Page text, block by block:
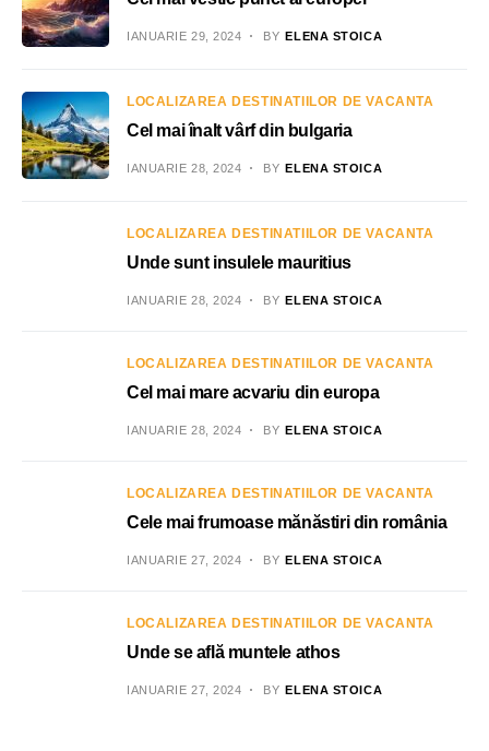
IANUARIE 29, 2024 BY ELENA STOICA
LOCALIZAREA DESTINATIILOR DE VACANTA
Cel mai înalt vârf din bulgaria
IANUARIE 28, 2024 BY ELENA STOICA
LOCALIZAREA DESTINATIILOR DE VACANTA
Unde sunt insulele mauritius
IANUARIE 28, 2024 BY ELENA STOICA
LOCALIZAREA DESTINATIILOR DE VACANTA
Cel mai mare acvariu din europa
IANUARIE 28, 2024 BY ELENA STOICA
LOCALIZAREA DESTINATIILOR DE VACANTA
Cele mai frumoase mănăstiri din românia
IANUARIE 27, 2024 BY ELENA STOICA
LOCALIZAREA DESTINATIILOR DE VACANTA
Unde se află muntele athos
IANUARIE 27, 2024 BY ELENA STOICA